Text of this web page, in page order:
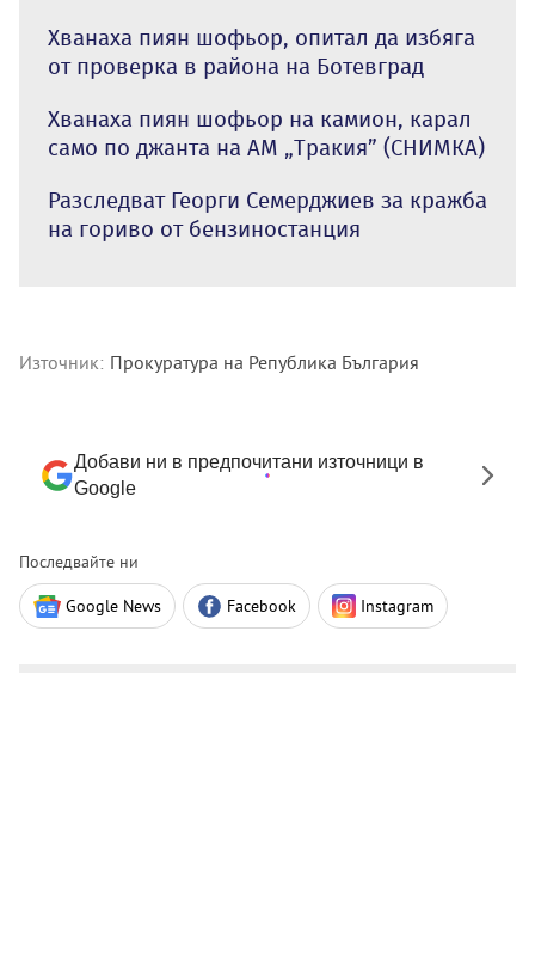
Хванаха пиян шофьор, опитал да избяга
от проверка в района на Ботевград
Хванаха пиян шофьор на камион, карал
само по джанта на АМ „Тракия” (СНИМКА)
Разследват Георги Семерджиев за кражба
на гориво от бензиностанция
Източник: Прокуратура на Република България
Добави ни в предпочитани източници в
Google
Последвайте ни
Google News Facebook Instagram